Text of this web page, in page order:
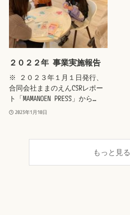
２０２２年 事業実施報告
※ ２０２３年１月１日発行、
合同会社ままのえんCSRレポー
ト「MAMANOEN PRESS」から…
2023年1月10日
もっと見る